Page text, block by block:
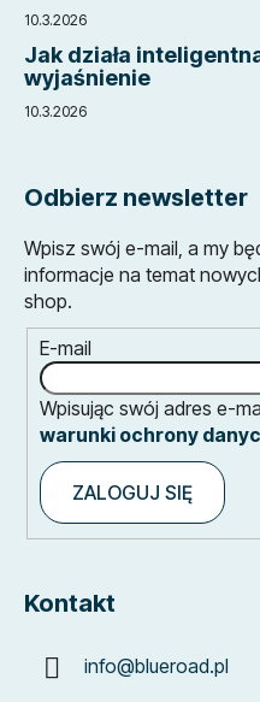
10.3.2026
Jak działa
wyjaśnienie
10.3.2026
Odbierz newsletter
Wpisz swój e-mail, a my
informacje na temat
shop.
E-mail
Wpisując swój adres e-
warunki ochrony
ZALOGUJ SIĘ
Kontakt
info@blueroad.pl